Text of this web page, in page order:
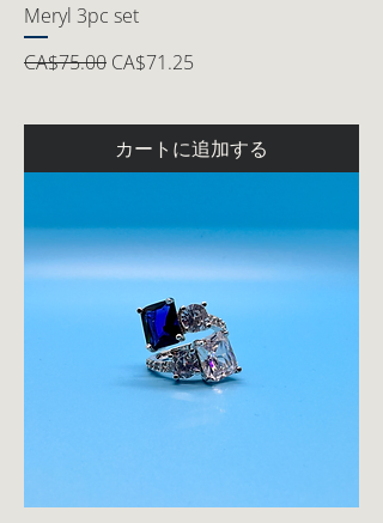
Meryl 3pc set
通常価格
CA$75.00 セール価格
CA$71.25
カートに追加する